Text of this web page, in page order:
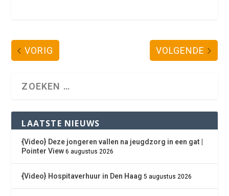
VORIG VOLGENDE
LAATSTE NIEUWS
{Video} Deze jongeren vallen na jeugdzorg in een gat |
Pointer View 6 augustus 2026
{Video} Hospitaverhuur in Den Haag 5 augustus 2026